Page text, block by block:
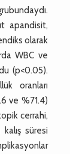
apandisit,
olarak
WBC ve
(p<0.05).
oranları
ve %71.4)
cerrahi,
süresi